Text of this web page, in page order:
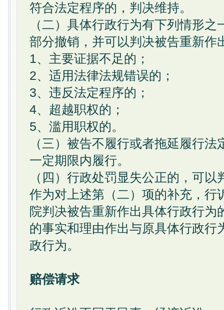
符合法定程序的，判决维持。
（二）具体行政行为有下列情形
部分撤销，并可以判决被告重新作
1、主要证据不足的；
2、适用法律法规错误的；
3、违反法定程序的；
4、超越职权的；
5、滥用职权的。
（三）被告不履行或者拖延履行
一定期限内履行。
（四）行政处罚显失公正的，可以
作为对上述第（二）项的补充，行
院判决被告重新作出具体行政行为
的事实和理由作出与原具体行政行
政行为。
赔偿请求